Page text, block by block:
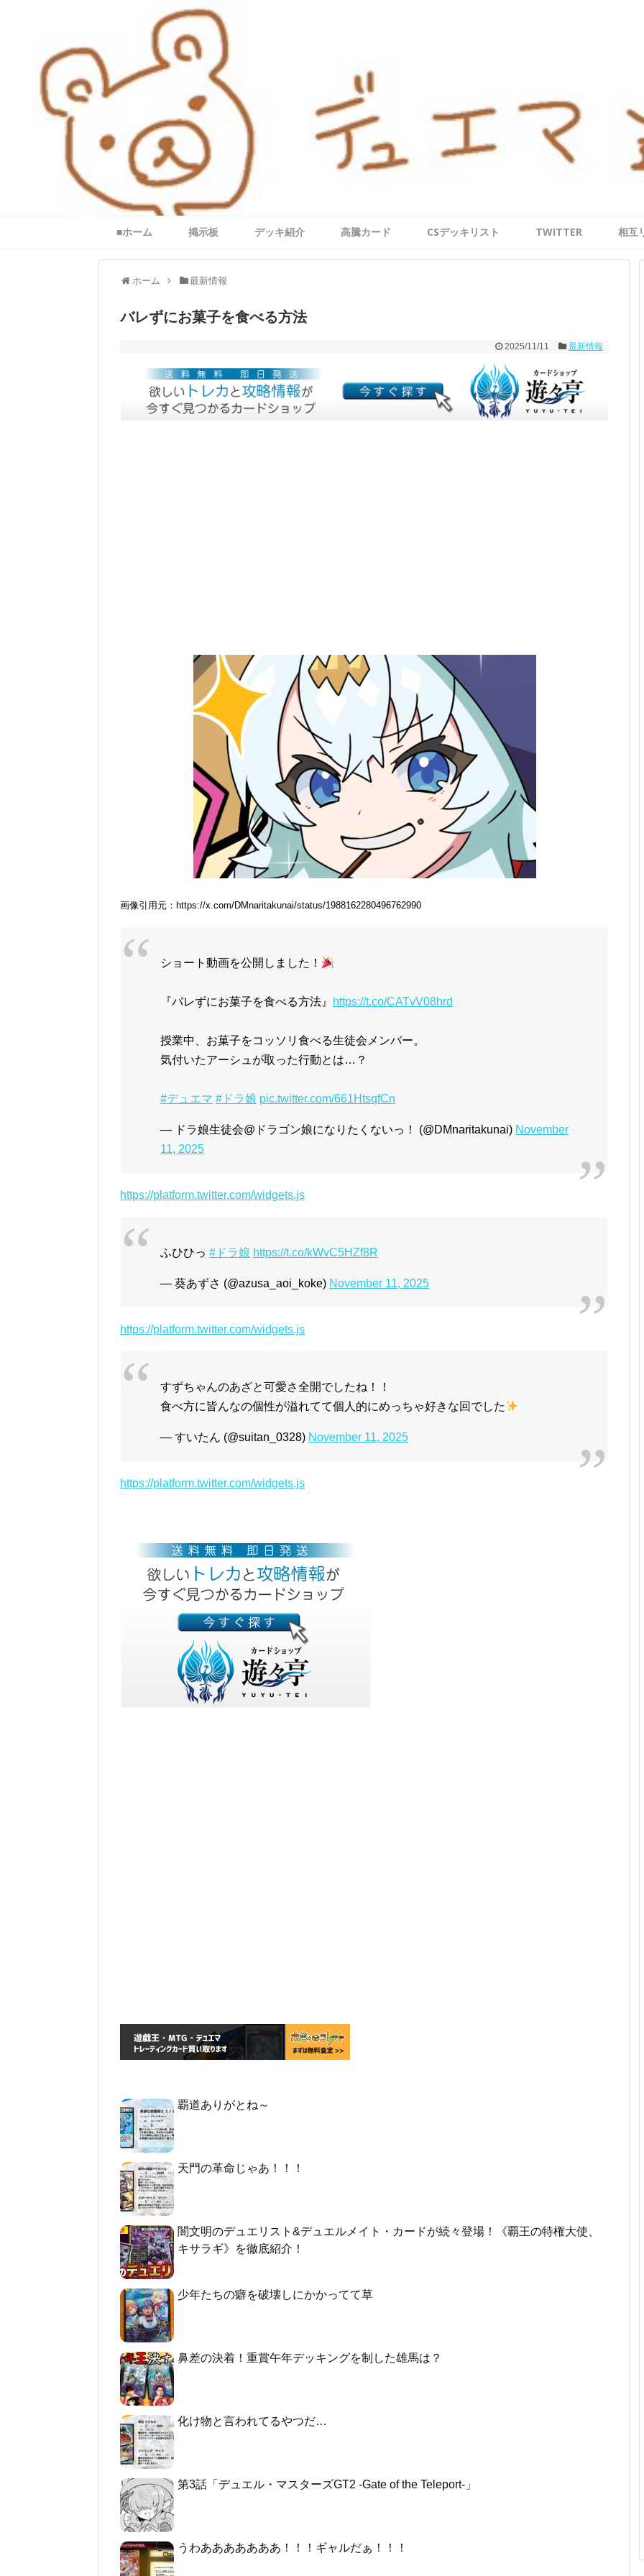
■ホーム 掲示板 デッキ紹介 高騰カード CSデッキリスト TWITTER 相互
ホーム 最新情報
バレずにお菓子を食べる方法
2025/11/11 最新情報
画像引用元：https://x.com/DMnaritakunai/status/1988162280496762990
ショート動画を公開しました！
『バレずにお菓子を食べる方法』 https://t.co/CATvV08hrd
授業中、お菓子をコッソリ食べる生徒会メンバー。
気付いたアーシュが取った行動とは…？
#デュエマ #ドラ娘 pic.twitter.com/661HtsqfCn
— ドラ娘生徒会@ドラゴン娘になりたくないっ！ (@DMnaritakunai) November
11, 2025
https://platform.twitter.com/widgets.js
ふひひっ #ドラ娘 https://t.co/kWvC5HZf8R
— 葵あずさ (@azusa_aoi_koke) November 11, 2025
https://platform.twitter.com/widgets.js
すずちゃんのあざと可愛さ全開でしたね！！
食べ方に皆んなの個性が溢れてて個人的にめっちゃ好きな回でした
— すいたん (@suitan_0328) November 11, 2025
https://platform.twitter.com/widgets.js
覇道ありがとね～
天門の革命じゃあ！！！
闇文明のデュエリスト&デュエルメイト・カードが続々登場！《覇王の特権大使、
キサラギ》を徹底紹介！
少年たちの癖を破壊しにかかってて草
鼻差の決着！重賞午年デッキングを制した雄馬は？
化け物と言われてるやつだ…
第3話「デュエル・マスターズGT2 -Gate of the Teleport-」
うわあああああああ！！！ギャルだぁ！！！